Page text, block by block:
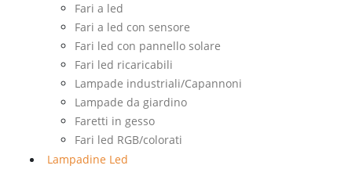
Fari a led
Fari a led con sensore
Fari led con pannello solare
Fari led ricaricabili
Lampade industriali/Capannoni
Lampade da giardino
Faretti in gesso
Fari led RGB/colorati
Lampadine Led